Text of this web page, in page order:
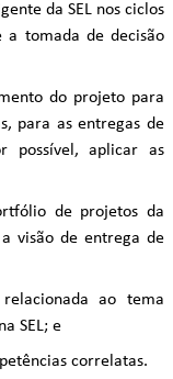
da SEL nos ciclos
a tomada de decisão
do projeto para
para as entregas de
possível, aplicar as
de projetos da
visão de entrega de
ao tema
SEL; e
correlatas.